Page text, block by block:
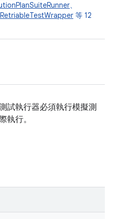
、
等 12
試執行器必須執行模擬測
執行。